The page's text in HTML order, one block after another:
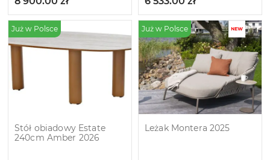
Już w Polsce
Stół obiadowy Estate
240cm Amber 2026
Już w Polsce
Leżak Montera 2025